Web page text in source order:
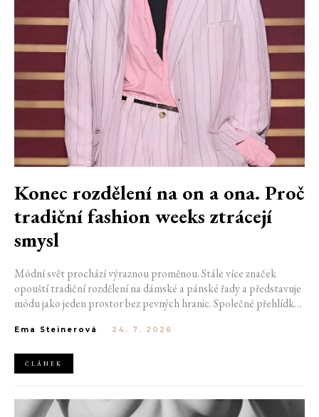
Konec rozdělení na on a ona. Proč
tradiční fashion weeks ztrácejí
smysl
Módní svět prochází výraznou proměnou. Stále více značek
opouští tradiční rozdělení na dámské a pánské řady a představuje
módu jako jeden prostor bez pevných hranic. Společné přehlídky,
klasické týdny módy mohou brzy vypadat úplně jinak.
Ema Steinerová - 24. 7. 2026
ČLÁNEK